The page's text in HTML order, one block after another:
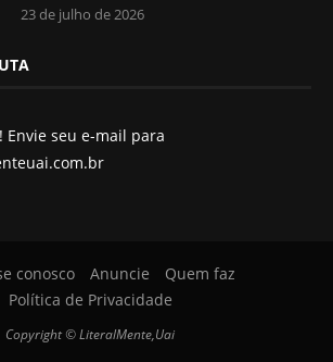
23 de julho de 2026
Envie seu e-mail para
conosco Anuncie
Quem faz
Política de Privacidade
Copyright © LiteralMente,Uai